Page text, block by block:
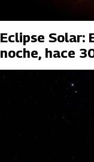
Eclipse Solar:
noche, hace